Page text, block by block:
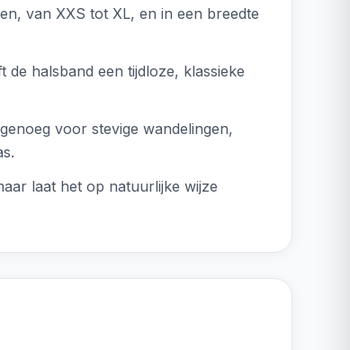
van XXS tot XL, en in een breedte
halsband een tijdloze, klassieke
voor stevige wandelingen,
laat het op natuurlijke wijze